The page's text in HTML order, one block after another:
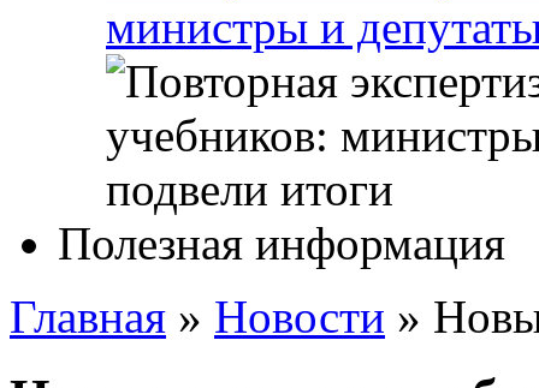
министры и
Полезная информация
Главная » Новости »